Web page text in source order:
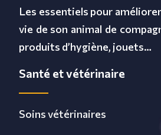
Les essentiels pour
vie de son animal de
produits d’hygiène, jouets…
Santé et vétérinaire
Soins vétérinaires